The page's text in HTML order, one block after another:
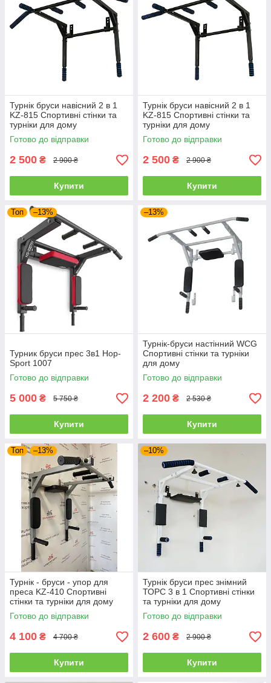
Турнік бруси навісний 2 в 1
KZ-815 Спортивні стінки та
турніки для дому
Готово до відправки
2 500 ₴ 2 900 ₴
Купити
Турнік бруси навісний 2 в 1
KZ-815 Спортивні стінки та
турніки для дому
Готово до відправки
2 500 ₴ 2 900 ₴
Купити
Топ –13%
Турник бруси прес 3в1 Hop-
Sport 1007
Готово до відправки
5 000 ₴ 5 750 ₴
Купити
–13%
Турнік-бруси настінний WCG
Спортивні стінки та турніки
для дому
Готово до відправки
2 200 ₴ 2 530 ₴
Купити
Топ –13%
Турнік - бруси - упор для
преса KZ-410 Спортивні
стінки та турніки для дому
Готово до відправки
4 100 ₴ 4 700 ₴
Купити
–10%
Турнік бруси прес знімний
ТОРС 3 в 1 Спортивні стінки
та турніки для дому
Готово до відправки
2 600 ₴ 2 900 ₴
Купити